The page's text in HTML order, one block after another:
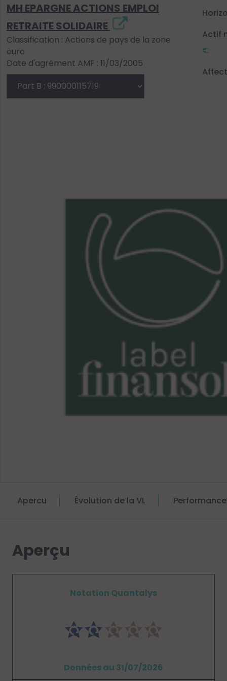
MH EPARGNE ACTIONS EMPLOI
RETRAITE SOLIDAIRE
Classification : Actions de pays de la zone
euro
Date d'agrément AMF : 11/03/2005
Actif
€
Apercu Évolution de la VL
Aperçu
Notation Quantalys
Données au 31/07/2026